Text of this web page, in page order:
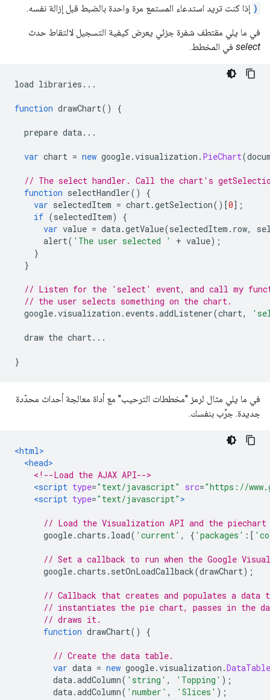
) إذا كنت تريد استدعاء المستمع مرة واحدة بالضبط قبل إزالة نفسه.
في ما يلي مقتطف شفرة جزئي يعرض كيفية التسجيل لالتقاط حدث
select في المخطط.
load libraries ...
function drawChart() {
prepare data...
var chart = new google.visualization . PieChart(
// The select handler. Call the chart's
function selectHandler()
{
var selectedItem = chart.getSelection()[0];
if (selectedItem)
{
var value = data.getValue(selectedItem . row,
alert( 'The user selected ' + value);
}
}
// Listen for the 'select' event, and call my
// the user selects something on the chart.
google.visualization . events .addListener(chart,
draw the chart...
}
في ما يلي مثال لرمز "مخططات الترحيب" مع أداة معالجة أحداث محدّدة
جديدة. جرِّب بنفسك.
<html>
<head>
<!--Load the AJAX API-->
<script type="text/javascript" src="https://
<script type="text/javascript" >
// Load the Visualization API and the piechart
google.charts . load( 'current' , { 'packages' :[
// Set a callback to run when the Google
google.charts . setOnLoadCallback(drawChart);
// Callback that creates and populates a data
// instantiates the pie chart, passes in the
// draws it.
function drawChart() {
// Create the data table.
var data = new google.visualization .DataTable
data.addColumn( 'string' , 'Topping' );
data.addColumn( 'number' , 'Slices' );